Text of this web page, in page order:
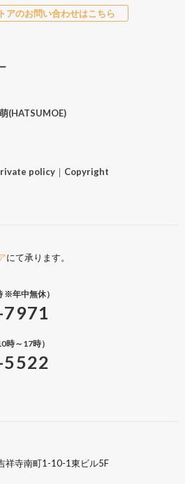
アのお問い合わせはこちら
(HATSUMOE)
policy｜ Copyright
にて承ります。
※年中無休）
時～17時）
祥寺南町1-10-1東ビル5F